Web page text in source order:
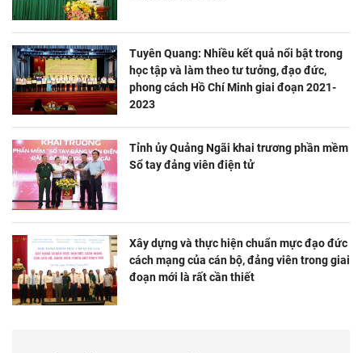
Tuyên Quang: Nhiều kết quả nổi bật trong
học tập và làm theo tư tưởng, đạo đức,
phong cách Hồ Chí Minh giai đoạn 2021-
2023
Tỉnh ủy Quảng Ngãi khai trương phần mềm
Sổ tay đảng viên điện tử
Xây dựng và thực hiện chuẩn mực đạo đức
cách mạng của cán bộ, đảng viên trong giai
đoạn mới là rất cần thiết